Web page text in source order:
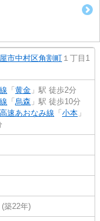
市中村区角割町 １丁目1
「 黄金 」駅 徒歩2分
「 烏森 」駅 徒歩10分
速あおなみ線 「 小本 」
築22年)